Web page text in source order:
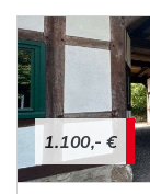
1.100,- €